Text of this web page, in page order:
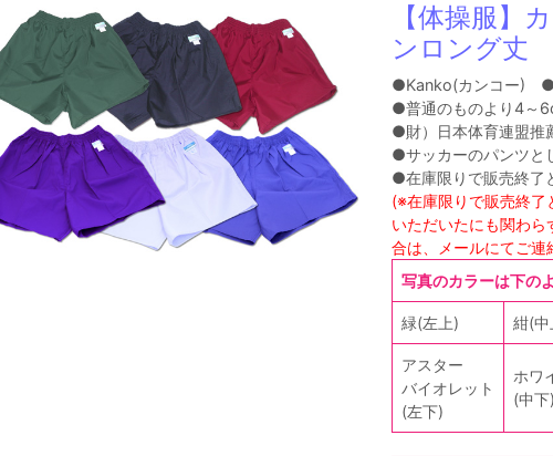
【体操服】
ンロング丈
●Kanko(カンコー) ●
●普通のものより4～
●財）日本体育連盟推
●サッカーのパンツと
●在庫限りで販売終了
(※在庫限りで販売終了
いただいたにも関わ
合は、メールにてご連
写真のカラーは下の
緑(左上) 紺(中
アスター
バイオレット
(左下)
ホワ
(中下)